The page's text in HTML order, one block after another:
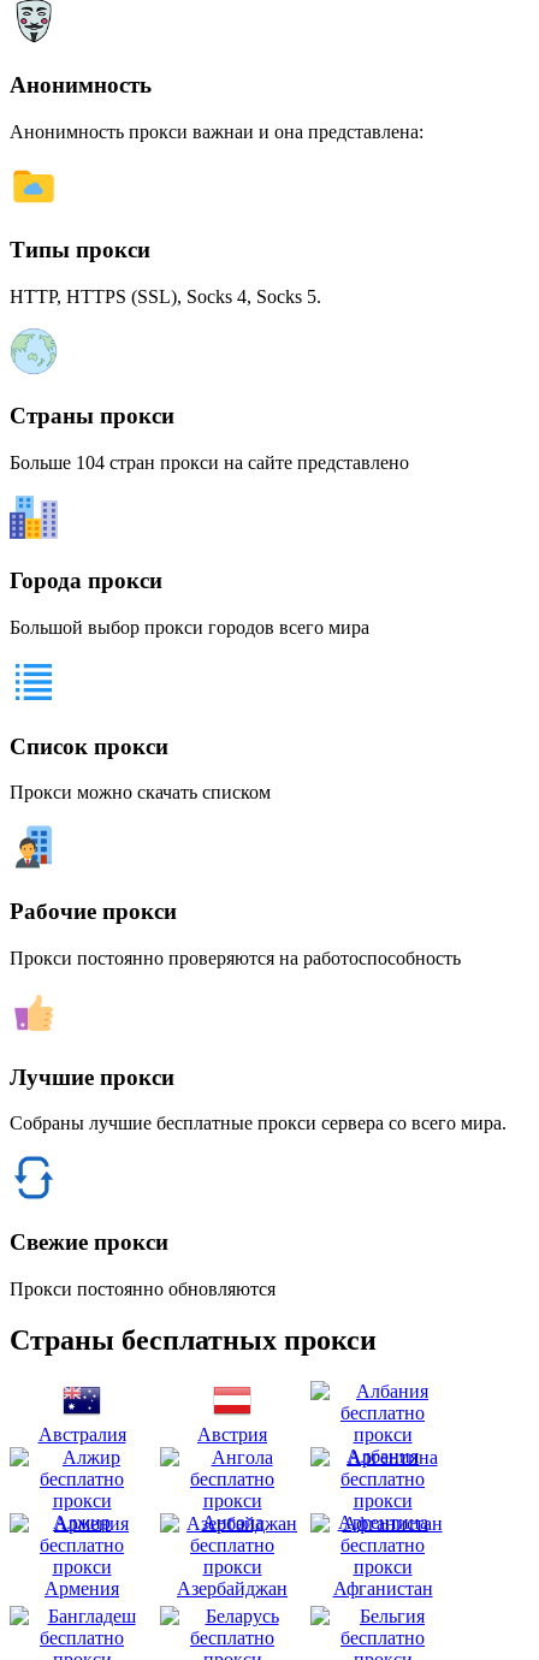
Анонимность
Анонимность прокси важнаи и она представлена:
Типы прокси
HTTP, HTTPS (SSL), Socks 4, Socks 5.
Страны прокси
Больше 104 стран прокси на сайте представлено
Города прокси
Большой выбор прокси городов всего мира
Список прокси
Прокси можно скачать списком
Рабочие прокси
Прокси постоянно проверяются на работоспособность
Лучшие прокси
Собраны лучшие бесплатные прокси сервера со всего мира.
Свежие прокси
Прокси постоянно обновляются
Страны бесплатных прокси
Австралия
Австрия
Албания
Алжир Ангола Аргентина
Армения Азербайджан Афганистан